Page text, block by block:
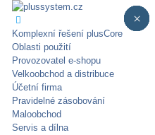
Komplexní řešení plusCore
Oblasti použití
Provozovatel e-shopu
Velkoobchod a distribuce
Účetní firma
Pravidelné zásobování​
Maloobchod
Servis a dílna
×
×
×
×
×